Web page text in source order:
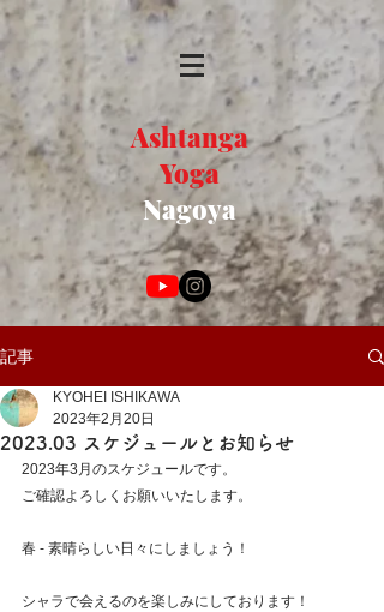
Ashtanga
Yoga
Nagoya
記事
2023.03 スケジュールとお知らせ
KYOHEI ISHIKAWA
2023年2月20日
2023年3月のスケジュールです。
ご確認よろしくお願いいたします。
春 - 素晴らしい日々にしましょう！
シャラで会えるのを楽しみにしております！